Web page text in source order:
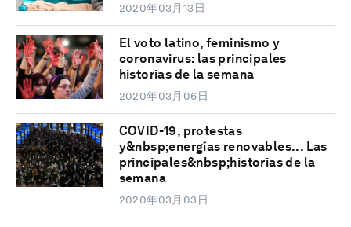
2020年03月13日
El voto latino, feminismo y
coronavirus: las principales
historias de la semana
2020年03月06日
COVID-19, protestas
y&nbsp;energías renovables... Las
principales&nbsp;historias de la
semana
2020年03月03日